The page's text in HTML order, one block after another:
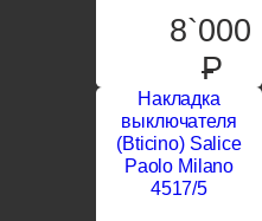
8`000
P
Накладка
выключателя
(Bticino) Salice
Paolo Milano
4517/5